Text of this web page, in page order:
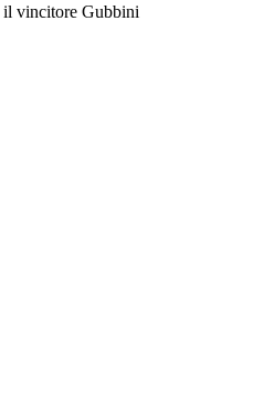
il vincitore Gubbini